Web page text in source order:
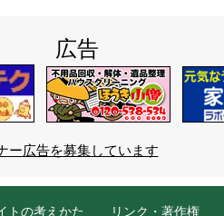
広告
ー広告を募集しています
トの考えかた リンク・著作権